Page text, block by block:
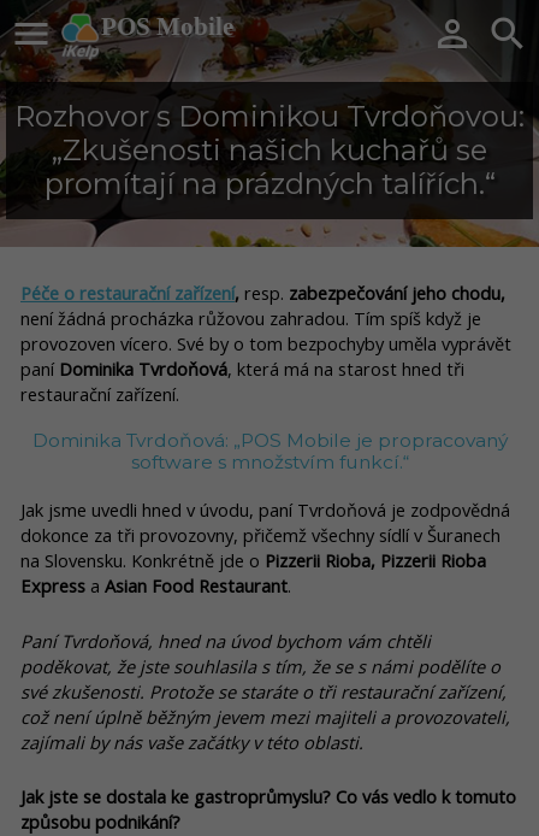
POS Mobile
  
Rozhovor s Dominikou Tvrdoňovou:
„Zkušenosti našich kuchařů se
promítají na prázdných talířích.“
Péče o restaurační zařízení, resp. zabezpečování jeho chodu,
není žádná procházka růžovou zahradou. Tím spíš když je
provozoven vícero. Své by o tom bezpochyby uměla vyprávět
paní Dominika Tvrdoňová, která má na starost hned tři
restaurační zařízení.
Dominika Tvrdoňová: „POS Mobile je propracovaný
software s množstvím funkcí.“
Jak jsme uvedli hned v úvodu, paní Tvrdoňová je zodpovědná
dokonce za tři provozovny, přičemž všechny sídlí v Šuranech
na Slovensku. Konkrétně jde o Pizzerii Rioba, Pizzerii Rioba
Express a Asian Food Restaurant.
Paní Tvrdoňová, hned na úvod bychom vám chtěli
poděkovat, že jste souhlasila s tím, že se s námi podělíte o
své zkušenosti. Protože se staráte o tři restaurační zařízení,
což není úplně běžným jevem mezi majiteli a provozovateli,
zajímali by nás vaše začátky v této oblasti.
Jak jste se dostala ke gastroprůmyslu? Co vás vedlo k tomuto
způsobu podnikání?